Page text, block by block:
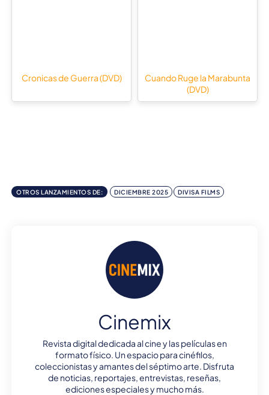
Cronicas de Guerra (DVD)
Cuando Ruge la Marabunta
(DVD)
OTROS LANZAMIENTOS DE: DICIEMBRE 2025 DIVISA FILMS
Cinemix
Revista digital dedicada al cine y las películas en
formato físico. Un espacio para cinéfilos,
coleccionistas y amantes del séptimo arte. Disfruta
de noticias, reportajes, entrevistas, reseñas,
ediciones especiales y mucho más.